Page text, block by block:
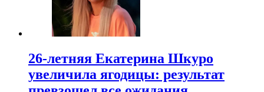
26-летняя Екатерина Шкуро
увеличила ягодицы: результат